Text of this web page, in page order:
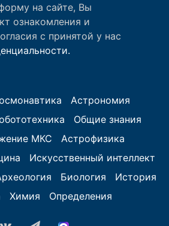
на сайте, Вы
ознакомления и
с принятой у нас
Астрономия
Общие знания
МКС
Астрофизика
Искусственный интеллект
Биология
История
Химия Определения